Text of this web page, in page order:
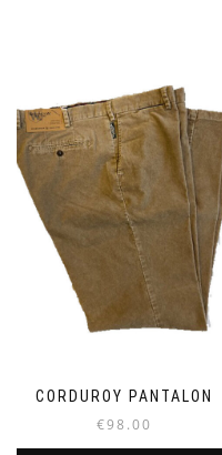
CORDUROY PANTALON
€98.00